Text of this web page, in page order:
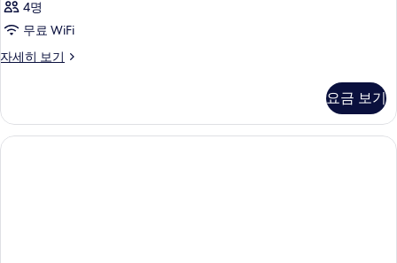
4명
무료 WiFi
자세히 보기
객
히
보
기
요금 보기